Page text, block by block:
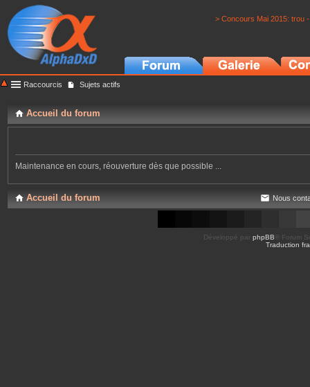
> Concours Mai 2015: trou
Raccourcis Sujets actifs
Accueil du forum
Maintenance en cours, réouverture dès que possible ...
Accueil du forum Nous
Développé par phpBB ® Forum
Traduction